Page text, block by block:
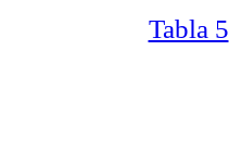
Tabla 5